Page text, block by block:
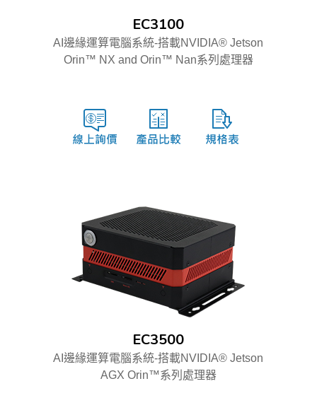
EC3100
AI邊緣運算電腦系統-搭載NVIDIA® Jetson
Orin™ NX and Orin™ Nan系列處理器
EC3500
AI邊緣運算電腦系統-搭載NVIDIA® Jetson
AGX Orin™系列處理器